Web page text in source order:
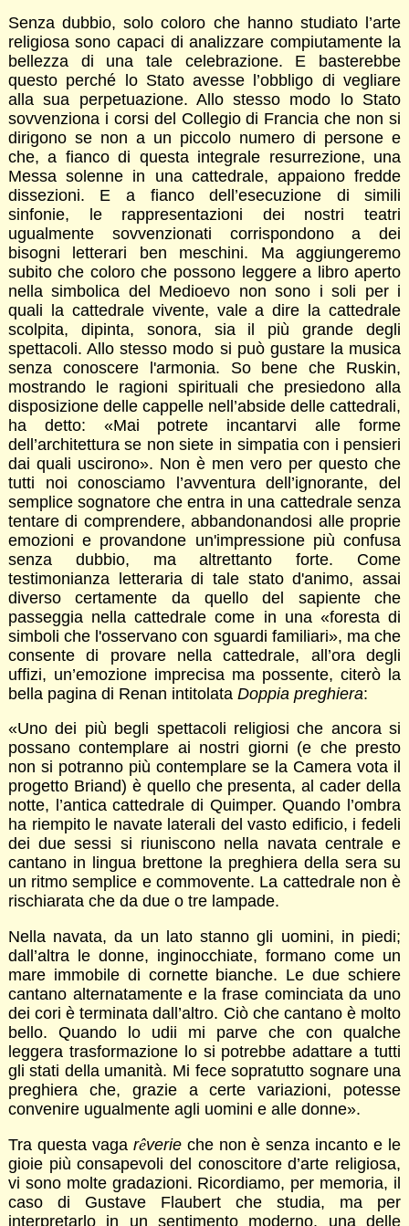
Senza dubbio, solo coloro che hanno studiato l’arte
religiosa sono capaci di analizzare compiutamente la
bellezza di una tale celebrazione. E basterebbe
questo perché lo Stato avesse l’obbligo di vegliare
alla sua perpetuazione. Allo stesso modo lo Stato
sovvenziona i corsi del Collegio di Francia che non si
dirigono se non a un piccolo numero di persone e
che, a fianco di questa integrale resurrezione, una
Messa solenne in una cattedrale, appaiono fredde
dissezioni. E a fianco dell’esecuzione di simili
sinfonie, le rappresentazioni dei nostri teatri
ugualmente sovvenzionati corrispondono a dei
bisogni letterari ben meschini. Ma aggiungeremo
subito che coloro che possono leggere a libro aperto
nella simbolica del Medioevo non sono i soli per i
quali la cattedrale vivente, vale a dire la cattedrale
scolpita, dipinta, sonora, sia il più grande degli
spettacoli. Allo stesso modo si può gustare la musica
senza conoscere l'armonia. So bene che Ruskin,
mostrando le ragioni spirituali che presiedono alla
disposizione delle cappelle nell’abside delle cattedrali,
ha detto: «Mai potrete incantarvi alle forme
dell’architettura se non siete in simpatia con i pensieri
dai quali uscirono». Non è men vero per questo che
tutti noi conosciamo l’avventura dell’ignorante, del
semplice sognatore che entra in una cattedrale senza
tentare di comprendere, abbandonandosi alle proprie
emozioni e provandone un'impressione più confusa
senza dubbio, ma altrettanto forte. Come
testimonianza letteraria di tale stato d'animo, assai
diverso certamente da quello del sapiente che
passeggia nella cattedrale come in una «foresta di
simboli che l'osservano con sguardi familiari», ma che
consente di provare nella cattedrale, all’ora degli
uffizi, un’emozione imprecisa ma possente, citerò la
bella pagina di Renan intitolata Doppia preghiera:
«Uno dei più begli spettacoli religiosi che ancora si
possano contemplare ai nostri giorni (e che presto
non si potranno più contemplare se la Camera vota il
progetto Briand) è quello che presenta, al cader della
notte, l’antica cattedrale di Quimper. Quando l’ombra
ha riempito le navate laterali del vasto edificio, i fedeli
dei due sessi si riuniscono nella navata centrale e
cantano in lingua brettone la preghiera della sera su
un ritmo semplice e commovente. La cattedrale non è
rischiarata che da due o tre lampade.
Nella navata, da un lato stanno gli uomini, in piedi;
dall’altra le donne, inginocchiate, formano come un
mare immobile di cornette bianche. Le due schiere
cantano alternatamente e la frase cominciata da uno
dei cori è terminata dall’altro. Ciò che cantano è molto
bello. Quando lo udii mi parve che con qualche
leggera trasformazione lo si potrebbe adattare a tutti
gli stati della umanità. Mi fece sopratutto sognare una
preghiera che, grazie a certe variazioni, potesse
convenire ugualmente agli uomini e alle donne».
Tra questa vaga rêverie che non è senza incanto e le
gioie più consapevoli del conoscitore d’arte religiosa,
vi sono molte gradazioni. Ricordiamo, per memoria, il
caso di Gustave Flaubert che studia, ma per
interpretarlo in un sentimento moderno, una delle